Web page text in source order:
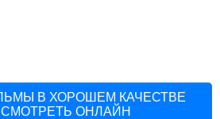
В ХОРОШЕМ КАЧЕСТВЕ
СМОТРЕТЬ ОНЛАЙН